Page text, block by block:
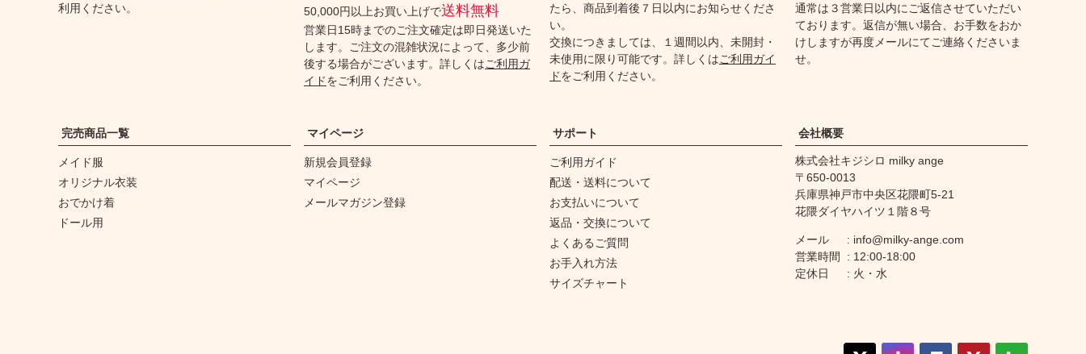
利用ください。
50,000円以上お買い上げで送料無料
営業日15時までのご注文確定は即日発送いた
します。ご注文の混雑状況によって、多少前
後する場合がございます。詳しくはご利用ガ
イドをご利用ください。
たら、商品到着後７日以内にお知らせくださ
い。
交換につきましては、１週間以内、未開封・
未使用に限り可能です。詳しくはご利用ガイ
ドをご利用ください。
通常は３営業日以内にご返信させていただい
ております。返信が無い場合、お手数をおか
けしますが再度メールにてご連絡くださいま
せ。
完売商品一覧
メイド服
オリジナル衣装
おでかけ着
ドール用
マイページ
新規会員登録
マイページ
メールマガジン登録
サポート
ご利用ガイド
配送・送料について
お支払いについて
返品・交換について
よくあるご質問
お手入れ方法
サイズチャート
会社概要
株式会社キジシロ milky ange
650-0013
兵庫県神戸市中央区花隈町5-21
花隈ダイヤハイツ１階８号
メール
info@milky-ange.com
営業時間
12:00-18:00
定休日
火・水